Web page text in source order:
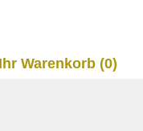
Ihr Warenkorb (0)